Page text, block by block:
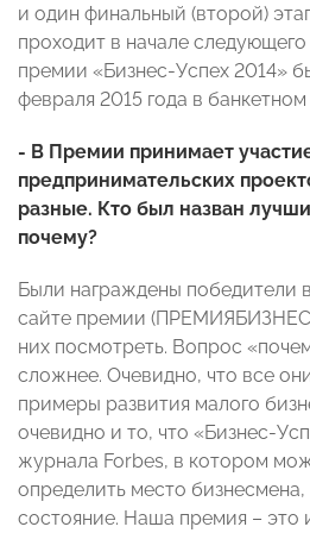
и один финальный (второй)
проходит в начале следующего
премии «Бизнес-Успех 2014»
февраля 2015 года в
- В Премии принимает
предпринимательских
разные. Кто был назван
почему?
Были награждены победители
сайте премии
них посмотреть. Вопрос
сложнее. Очевидно, что все
примеры развития малого
очевидно и то, что «Бизнес-
журнала Forbes, в котором
определить место бизнесмена,
состояние. Наша премия – это